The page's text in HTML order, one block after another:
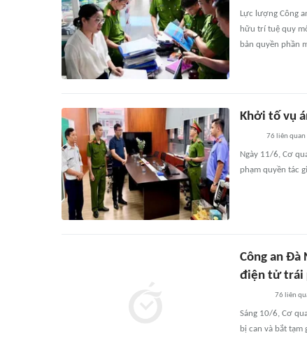
Lực lượng Công
hữu trí tuệ quy
bản quyền phần
Khởi tố vụ
76 liên quan
Ngày 11/6, Cơ
phạm quyền tác
Công an
điện tử trái
76 liên
Sáng 10/6, Cơ
bị can và bắt